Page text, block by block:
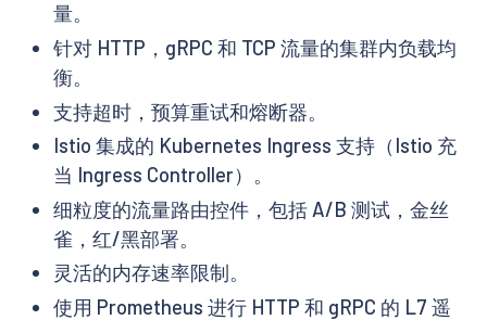
量。
针对 HTTP，gRPC 和 TCP 流量的集群内负载均
衡。
支持超时，预算重试和熔断器。
Istio 集成的 Kubernetes Ingress 支持（Istio 充
当 Ingress Controller）。
细粒度的流量路由控件，包括 A/B 测试，金丝
雀，红/黑部署。
灵活的内存速率限制。
使用 Prometheus 进行 HTTP 和 gRPC 的 L7 遥